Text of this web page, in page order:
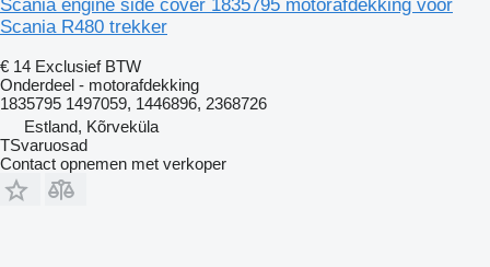
Scania engine side cover 1835795 motorafdekking voor
Scania R480 trekker
€ 14 Exclusief BTW
Onderdeel - motorafdekking
1835795 1497059, 1446896, 2368726
Estland, Kõrveküla
TSvaruosad
Contact opnemen met verkoper